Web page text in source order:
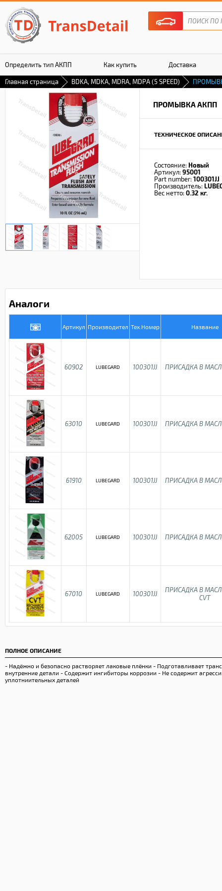
Определить тип АКПП Как купить Доставка
Гарантия
Главная страница BDKA, MDKA, MDRA, MDPA (5 SPEED)
ПРОМЫВКА АКПП
ТЕХНИЧЕСКОЕ
Состояние: Новый
Артикул: 95001
Part number: 100301JJ
Производитель:
Вес нетто: 0.32 кг.
Аналоги
Артикул Производител Тех.Номер Название
60902 LUBEGARD 100301JJ ПРИСАДКА В
63010 LUBEGARD 100301JJ ПРИСАДКА В
61910 LUBEGARD 100301JJ ПРИСАДКА В
62005 LUBEGARD 100301JJ ПРИСАДКА В
67010 LUBEGARD 100301JJ
ПРИСАДКА В
CVT
ПОЛНОЕ ОПИСАНИЕ
- Надёжно и безопасно растворяет лаковые плёнки - Подготавливает
внутренние детали - Содержит ингибиторы коррозии - Не содержит
уплотниительных деталей